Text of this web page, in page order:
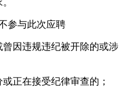
参与此次应聘
因违规违纪被开除的或涉
正在接受纪律审查的；